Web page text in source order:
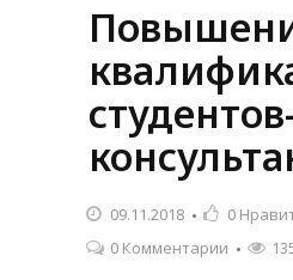
09.11.2018 0
0 Комментарии